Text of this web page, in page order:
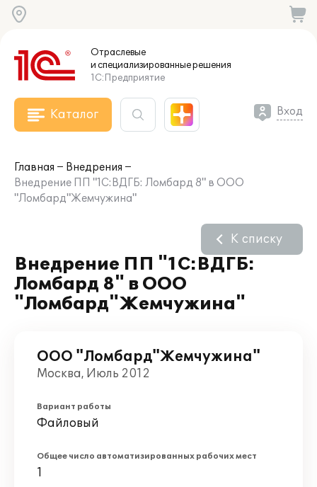
Отраслевые
и специализированныерешения
1С:Предприятие
Каталог Вход
Главная
Внедрения
Внедрение ПП "1С:ВДГБ: Ломбард 8" в ООО
"Ломбард"Жемчужина"
Внедрение ПП "1С:ВДГБ:
Ломбард 8" в ООО
"Ломбард"Жемчужина"
К списку
ООО "Ломбард"Жемчужина"
Москва, Июль 2012
Вариант работы
Файловый
Общее число автоматизированных рабочих мест
1